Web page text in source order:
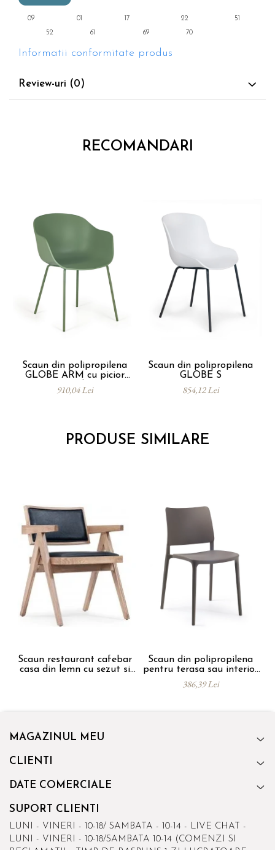
09 01 17 22 51
52 61 69 70
Informatii conformitate produs
Review-uri (0)
RECOMANDARI
Scaun din polipropilena
GLOBE ARM cu picior
metalic
910,04 Lei
Scaun din polipropilena
GLOBE S
854,12 Lei
PRODUSE SIMILARE
Scaun restaurant cafebar
casa din lemn cu sezut si
Scaun din polipropilena
pentru terasa sau interior
JOY
386,39 Lei
MAGAZINUL MEU
CLIENTI
DATE COMERCIALE
SUPORT CLIENTI
LUNI - VINERI - 10-18/ SAMBATA - 10-14 - LIVE CHAT -
LUNI - VINERI - 10-18/SAMBATA 10-14 (COMENZI SI